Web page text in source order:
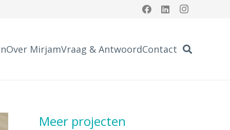
Over MirjamVraag & AntwoordContact
Meer projecten